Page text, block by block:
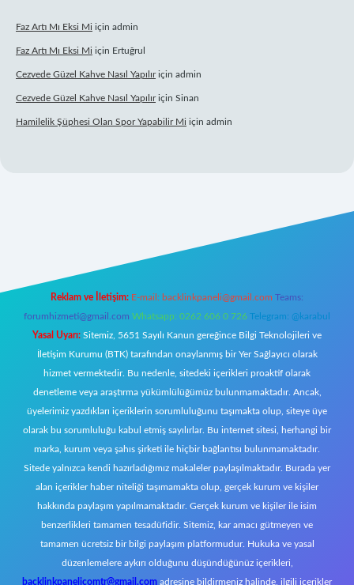
Faz Artı Mı Eksi Mi için admin
Faz Artı Mı Eksi Mi için Ertuğrul
Cezvede Güzel Kahve Nasıl Yapılıriçin admin
Cezvede Güzel Kahve Nasıl Yapılıriçin Sinan
Hamilelik Şüphesi Olan Spor Yapabilir Mi için admin
Reklam ve İletişim: E-mail: backlinkpaneli@gmail.com Teams:
forumhizmeti@gmail.com Whatsapp: 0262 606 0 726 Telegram: @karabul
Yasal Uyarı: Sitemiz, 5651 Sayılı Kanun gereğince Bilgi Teknolojileri ve
İletişim Kurumu (BTK) tarafından onaylanmış bir Yer Sağlayıcı olarak
hizmet vermektedir. Bu nedenle, sitedeki içerikleri proaktif olarak
denetleme veya araştırma yükümlülüğümüz bulunmamaktadır. Ancak,
üyelerimiz yazdıkları içeriklerin sorumluluğunu taşımakta olup, siteye üye
olarak bu sorumluluğu kabul etmiş sayılırlar. Bu internet sitesi, herhangi bir
marka, kurum veya şahıs şirketi ile hiçbir bağlantısı bulunmamaktadır.
Sitede yalnızca kendi hazırladığımız makaleler paylaşılmaktadır. Burada yer
alan içerikler haber niteliği taşımamakta olup, gerçek kurum ve kişiler
hakkında paylaşım yapılmamaktadır. Gerçek kurum ve kişiler ile isim
benzerlikleri tamamen tesadüfidir. Sitemiz, kar amacı gütmeyen ve
tamamen ücretsiz bir bilgi paylaşım platformudur. Hukuka ve yasal
düzenlemelere aykırı olduğunu düşündüğünüz içerikleri,
backlinkpanelicomtr@gmail.com adresine bildirmeniz halinde, ilgili içerikler